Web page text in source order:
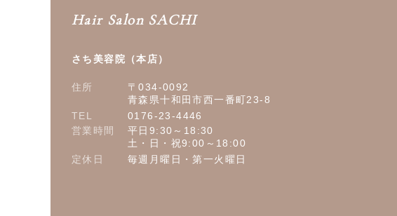
Hair Salon SACHI
さち美容院（本店）
住所
〒034-0092
青森県十和田市西一番町23-8
TEL
0176-23-4446
営業時間
平日9:30～18:30
土・日・祝9:00～18:00
定休日
毎週月曜日・第一火曜日